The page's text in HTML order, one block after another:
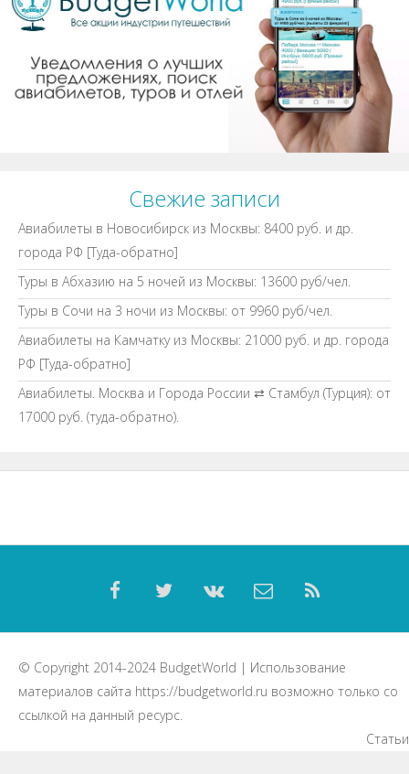
Свежие записи
Авиабилеты в Новосибирск из Москвы: 8400 руб. и др.
города РФ [Туда-обратно]
Туры в Абхазию на 5 ночей из Москвы: 13600 руб/чел.
Туры в Сочи на 3 ночи из Москвы: от 9960 руб/чел.
Авиабилеты на Камчатку из Москвы: 21000 руб. и др. города
РФ [Туда-обратно]
Авиабилеты. Москва и Города России ⇄ Стамбул (Турция): от
17000 руб. (туда-обратно).
© Copyright 2014-2024 BudgetWorld | Использование
материалов сайта https://budgetworld.ru возможно только со
ссылкой на данный ресурс.
Статьи